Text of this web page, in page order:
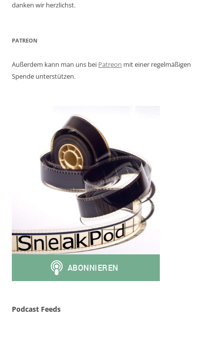
danken wir herzlichst.
PATREON
Außerdem kann man uns bei Patreon mit einer regelmäßigen
Spende unterstützen.
Podcast Feeds